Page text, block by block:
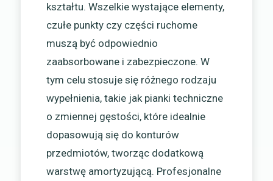
kształtu. Wszelkie wystające elementy,
czułe punkty czy części ruchome
muszą być odpowiednio
zaabsorbowane i zabezpieczone. W
tym celu stosuje się różnego rodzaju
wypełnienia, takie jak pianki techniczne
o zmiennej gęstości, które idealnie
dopasowują się do konturów
przedmiotów, tworząc dodatkową
warstwę amortyzującą. Profesjonalne